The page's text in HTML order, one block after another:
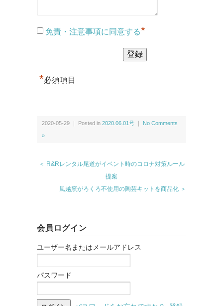
免責・注意事項に同意する*
*必須項目
2020-05-29 ｜ Posted in 2020.06.01号 No Comments
»
＜ R&Rレンタル尾道がイベント時のコロナ対策ルール
提案
風越窯がろくろ不使用の陶芸キットを商品化 ＞
会員ログイン
ユーザー名またはメールアドレス
パスワード